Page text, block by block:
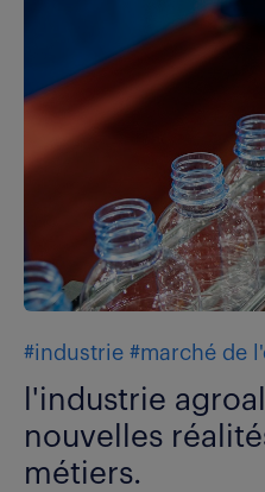
#industrie #marché de
l'industrie
nouvelles
métiers.